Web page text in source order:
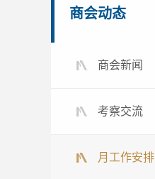
商会动态
商会新闻
考察交流
月工作安排